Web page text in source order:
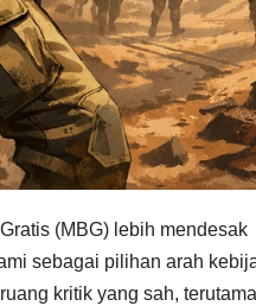
(MBG) lebih mendesak
sebagai pilihan arah
kritik yang sah, terutama